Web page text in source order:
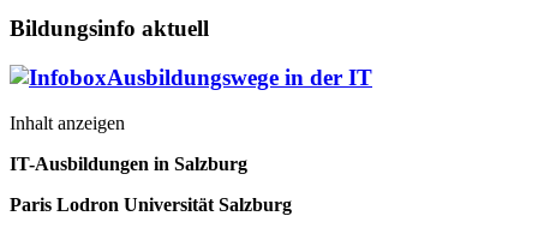
Bildungsinfo aktuell
Ausbildungswege in der IT
Inhalt anzeigen
IT-Ausbildungen in Salzburg
Paris Lodron Universität Salzburg